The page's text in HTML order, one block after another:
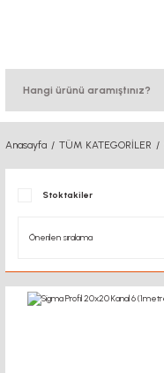
Anasayfa TÜM KATEGORİLER
Stoktakiler